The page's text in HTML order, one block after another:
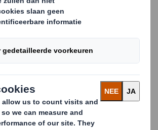
is een globaal geaccepteerde IBC-
Bulk Container) en voldoet aan de
voor weg- en maritiem transport.
100% recyclebaar
zware industrie (heavy-duty)
alle gangbare palletafmetingen;
(hoge drukweerstand)